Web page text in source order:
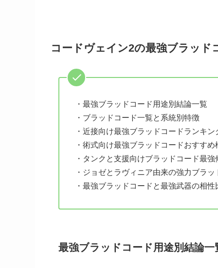
コードヴェイン2の最強ブラッド
・最強ブラッドコード用途別結論一覧
・ブラッドコード一覧と系統別特徴
・近接向け最強ブラッドコードランキン
・術式向け最強ブラッドコードおすすめ
・タンクと支援向けブラッドコード最強
・ジョゼとラヴィニア由来の強力ブラッ
・最強ブラッドコードと最強武器の相性
最強ブラッドコード用途別結論一